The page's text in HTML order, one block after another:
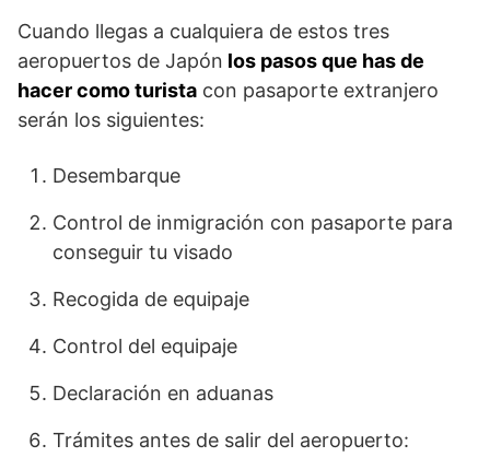
Cuando llegas a cualquiera de estos tres
aeropuertos de Japón los pasos que has de
hacer como turista con pasaporte extranjero
serán los siguientes:
Desembarque
Control de inmigración con pasaporte para
conseguir tu visado
Recogida de equipaje
Control del equipaje
Declaración en aduanas
Trámites antes de salir del aeropuerto: